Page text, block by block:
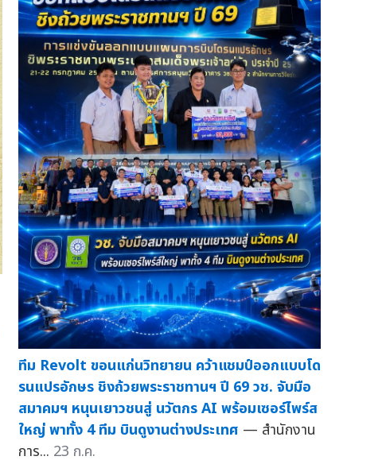
ทีม Revolt ขอนแก่นวิทยายน คว้าแชมป์ออกแบบโด
รนแปรอักษร ชิงถ้วยพระราชทานฯ ปี 69 วช. จับมือ
สมาคมฯ หนุนเยาวชนสู่ นวัตกร AI พร้อมเซอร์ไพร์ส
ใหญ่ พาทั้ง 4 ทีม บินดูงานต่างประเทศ — สำนักงาน
การ... 23 ก.ค.